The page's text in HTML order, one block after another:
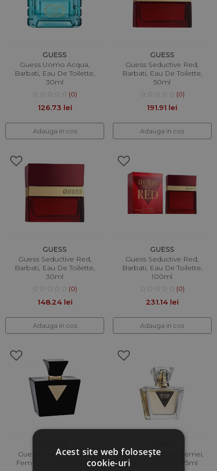
GUESS
Guess Uomo Acqua,
Barbati, Eau De Toilette,
30ml
(0)
126.73 lei
Adauga in cos
GUESS
Guess Seductive Red,
Barbati, Eau De Toilette,
50ml
(0)
191.91 lei
Adauga in cos
GUESS
Guess Seductive Red,
Barbati, Eau De Toilette,
30ml
(0)
148.24 lei
Adauga in cos
GUESS
Guess Seductive Red,
Barbati, Eau De Toilette,
100ml
(0)
231.14 lei
Adauga in cos
Guess Seductive Noir,
Femei, Eau De Toilette,
Guess Seductive, Femei,
Eau De Toilette, 75ml
Acest site web folosește
cookie-uri